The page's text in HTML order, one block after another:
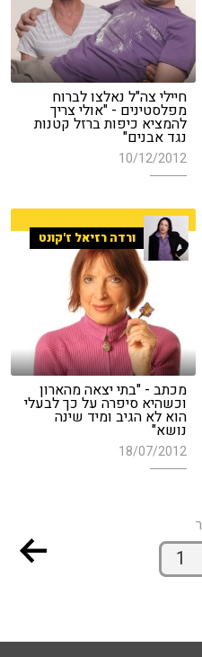
חיילי צה"ל נאלצו לברוח
מפלסטינים - "אולי צריך
להמציא כיפות ברזל קטנות
נגד אבנים"
10/12/2012
ורדה רזיאל ז'קונט
מכתב - "בתי יצאה מהארון
וכשהיא סיפרה על כך לבעלי
הוא לא הגיב ומיד שינה
נושא"
18/07/2012